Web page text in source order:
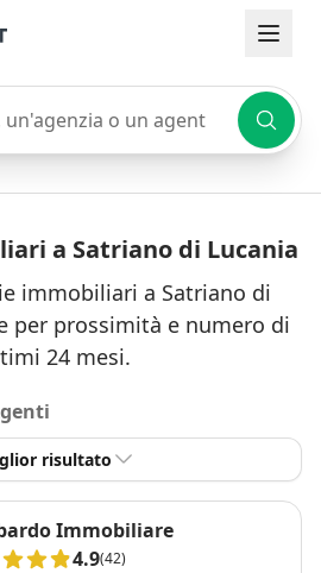
o un agente
a Satriano di Lucania
immobiliari a Satriano di
per prossimità e numero di
24 mesi.
risultato
Immobiliare
4.9(42)